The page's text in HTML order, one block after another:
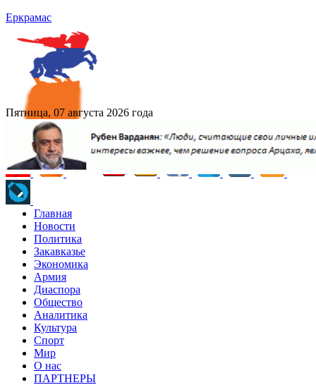
Еркрамас
Пятница, 07 августа 2026 года
Главная
Новости
Политика
Закавказье
Экономика
Армия
Диаспора
Общество
Аналитика
Культура
Спорт
Мир
О нас
ПАРТНЕРЫ